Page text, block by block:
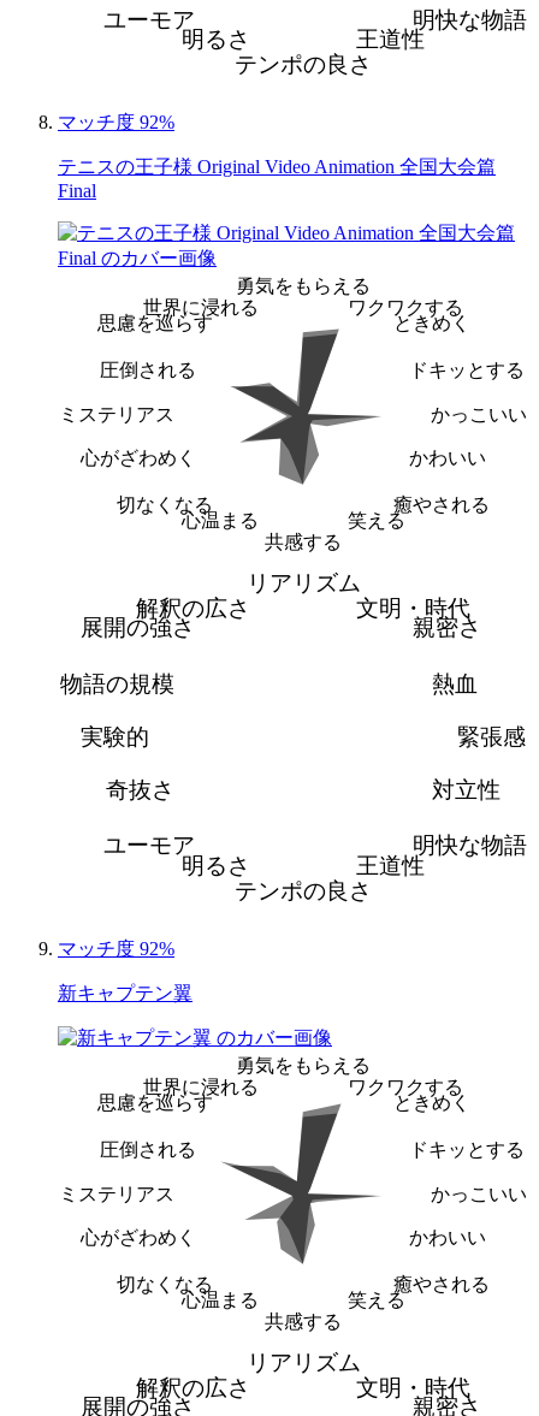
明快な物語
王道性
テンポの良さ
明るさ
ユーモア
マッチ度 92%
テニスの王子様 Original Video Animation 全国大会篇
Final
勇気をもらえる
ワクワクする
ときめく
ドキッとする
かっこいい
かわいい
癒やされる
笑える
共感する
心温まる
切なくなる
心がざわめく
ミステリアス
圧倒される
思慮を巡らす
世界に浸れる
リアリズム
文明・時代
親密さ
熱血
緊張感
対立性
明快な物語
王道性
テンポの良さ
明るさ
ユーモア
奇抜さ
実験的
物語の規模
展開の強さ
解釈の広さ
マッチ度 92%
新キャプテン翼
勇気をもらえる
ワクワクする
ときめく
ドキッとする
かっこいい
かわいい
癒やされる
笑える
共感する
心温まる
切なくなる
心がざわめく
ミステリアス
圧倒される
思慮を巡らす
世界に浸れる
リアリズム
文明・時代
親密さ
展開の強さ
解釈の広さ